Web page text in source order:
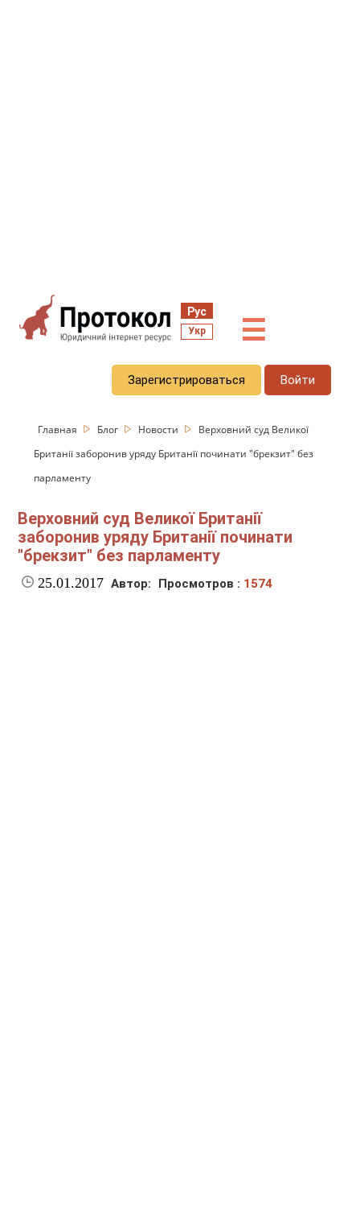
Рус
Укр ☰
Зарегистрироваться Войти
Главная Блог Новости
Верховний суд Великої
Британії заборонив уряду Британії починати "брекзит" без
парламенту
Верховний суд Великої Британії
заборонив уряду Британії починати
"брекзит" без парламенту
25.01.2017 Автор: Просмотров : 1574